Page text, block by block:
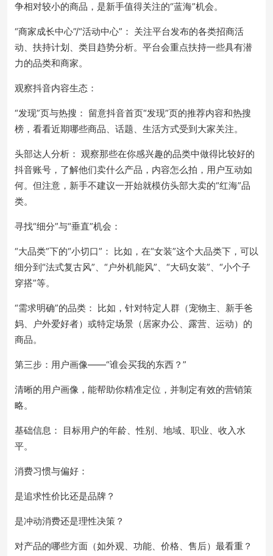
争相对较小的商品，是新手值得关注的“蓝海”机会。
“商家成长中心”/“活动中心”： 关注平台发布的各类招商活
动、扶持计划、类目趋势分析。平台会重点扶持一些具有潜
力的品类和商家。
观察抖音内容生态：
“发现”页与热搜： 留意抖音首页“发现”页的推荐内容和热搜
榜，看看近期哪些商品、话题、生活方式受到大家关注。
头部达人分析： 观察那些在你感兴趣的品类中做得比较好的
抖音账号，了解他们卖什么产品，内容怎么拍，用户互动如
何。但注意，新手不建议一开始就模仿头部大卖的“红海”品
类。
寻找“细分”与“垂直”机会：
“大品类”下的“小切口”： 比如，在“女装”这个大品类下，可以
细分到“法式复古风”、“户外机能风”、“大码女装”、“小个子
穿搭”等。
“需求明确”的品类： 比如，针对特定人群（宠物主、新手爸
妈、户外爱好者）或特定场景（居家办公、露营、运动）的
商品。
第三步：用户画像——“谁会买我的东西？”
清晰的用户画像，能帮助你精准定位，并制定有效的营销策
略。
基础信息： 目标用户的年龄、性别、地域、职业、收入水
平。
消费习惯与偏好：
是追求性价比还是品牌？
是冲动消费还是理性决策？
对产品的哪些方面（如外观、功能、价格、售后）最看重？